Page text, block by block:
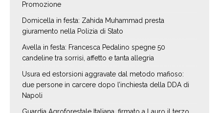
Promozione
Domicella in festa: Zahida Muhammad presta
giuramento nella Polizia di Stato
Avella in festa: Francesca Pedalino spegne 50
candeline tra sorrisi, affetto e tanta allegria
Usura ed estorsioni aggravate dal metodo mafioso:
due persone in carcere dopo l’inchiesta della DDA di
Napoli